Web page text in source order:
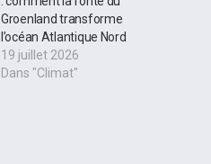
Groenland transforme
l’océan Atlantique Nord
19 juillet 2026
Dans "Climat"